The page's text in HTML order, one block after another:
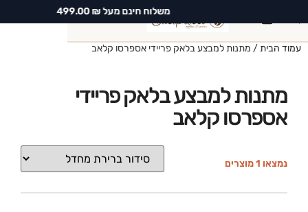
משלוח חינם מעל ₪ 499.00
עמוד הבית/ מתנות למבצע בלאק פריידי אספרסו קלאב
מתנות למבצע בלאק פריידי
אספרסו קלאב
נמצאו 1 מוצרים